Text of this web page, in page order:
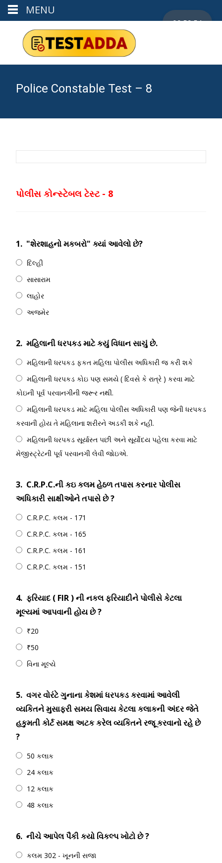
Police Constable Test – 8
00:59:53
પોલીસ કોન્સ્ટેબલ ટેસ્ટ - 8
1. "શેરશાહનો મકબરો" ક્યાં આવેલો છે?
દિલ્હી
સાસારામ
લાહોર
અજમેર
2. મહિલાની ધરપકડ માટે કયું વિધાન સાચું છે.
મહિલાની ધરપકડ ફકત મહિલા પોલીસ અધિકારી જ કરી શકે
મહિલાની ધરપકડ કોઇ પણ સમયે ( દિવસે કે રાત્રે ) કરવા માટે
કોઇની પૂર્વ પરવાનગીની જરૂર નથી.
મહિલાની ધરપકડ માટે મહિલા પોલીસ અધિકારી પણ જેની ધરપકડ
કરવાની હોય તે મહિલાના શરીરને અડકી શકે નહીં.
મહિલાની ધરપકડ સૂર્યાસ્ત પછી અને સૂર્યોદય પહેલા કરવા માટે
મેજીસ્ટ્રેટની પૂર્વ પરવાનગી લેવી જોઇએ.
3. C.R.P.C.ની કઇ કલમ હેઠળ તપાસ કરનાર પોલીસ
અધિકારી સાક્ષીઓને તપાસે છે ?
C.R.P.C. કલમ - 171
C.R.P.C. કલમ - 165
C.R.P.C. કલમ - 161
C.R.P.C. કલમ - 151
4. ફરિયાદ ( FIR ) ની નકલ ફરિયાદીને પોલીસે કેટલા
મૂલ્યમાં આપવાની હોય છે ?
₹20
₹50
વિના મૂલ્યે
5. વગર વોરંટે ગુનાના કેશમાં ધરપકડ કરવામાં આવેલી
વ્યકિતને મુસાફરી સમય સિવાય કેટલા કલાકની અંદર જેતે
હકુમતી કોર્ટ સમક્ષ અટક કરેલ વ્યકિતને રજૂ કરવાનો રહે છે
?
50 કલાક
24 કલાક
12 કલાક
48 કલાક
6. નીચે આપેલ પૈકી કયો વિકલ્પ ખોટો છે ?
કલમ 302 - ખૂનની સજા
MENU